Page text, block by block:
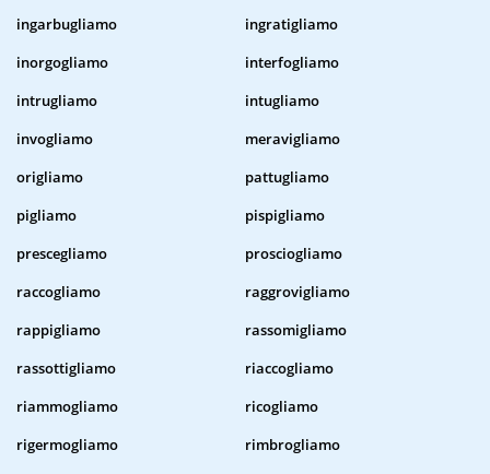
ingarbugliamo
ingratigliamo
inorgogliamo
interfogliamo
intrugliamo
intugliamo
invogliamo
meravigliamo
origliamo
pattugliamo
pigliamo
pispigliamo
prescegliamo
prosciogliamo
raccogliamo
raggrovigliamo
rappigliamo
rassomigliamo
rassottigliamo
riaccogliamo
riammogliamo
ricogliamo
rigermogliamo
rimbrogliamo